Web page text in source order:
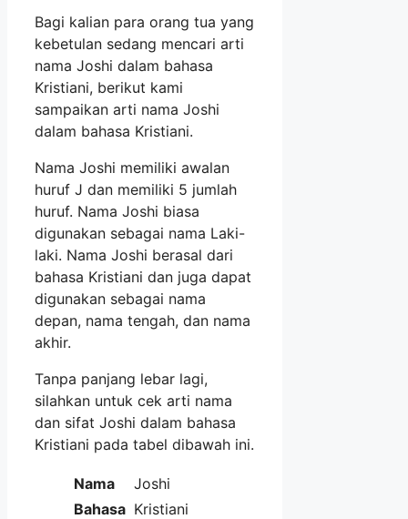
Bagi kalian para orang tua yang
kebetulan sedang mencari arti
nama Joshi dalam bahasa
Kristiani, berikut kami
sampaikan arti nama Joshi
dalam bahasa Kristiani.
Nama Joshi memiliki awalan
huruf J dan memiliki 5 jumlah
huruf. Nama Joshi biasa
digunakan sebagai nama Laki-
laki. Nama Joshi berasal dari
bahasa Kristiani dan juga dapat
digunakan sebagai nama
depan, nama tengah, dan nama
akhir.
Tanpa panjang lebar lagi,
silahkan untuk cek arti nama
dan sifat Joshi dalam bahasa
Kristiani pada tabel dibawah ini.
Nama
Joshi
Bahasa Kristiani